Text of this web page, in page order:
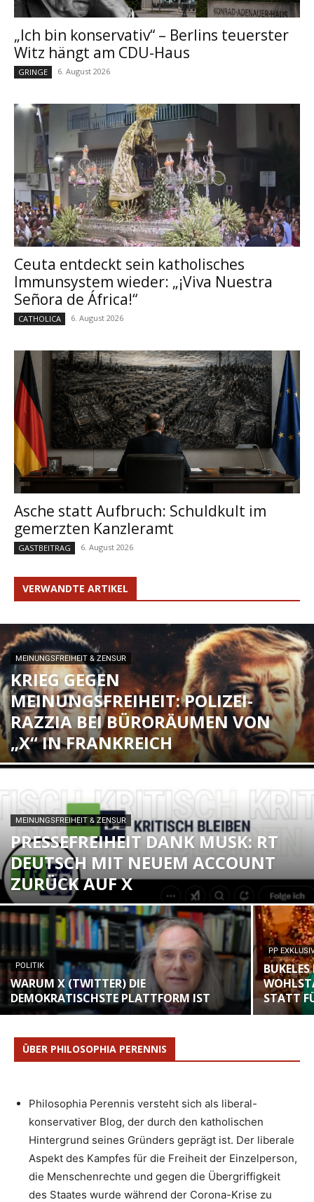
„Ich bin konservativ“ – Berlins teuerster
Witz hängt am CDU-Haus
GRINGE 6. August 2026
Ceuta entdeckt sein katholisches
Immunsystem wieder: „¡Viva Nuestra
Señora de África!“
CATHOLICA 6. August 2026
Asche statt Aufbruch: Schuldkult im
gemerzten Kanzleramt
GASTBEITRAG 6. August 2026
VERWANDTE ARTIKEL
MEINUNGSFREIHEIT & ZENSUR
KRIEG GEGEN
MEINUNGSFREIHEIT: POLIZEI-
RAZZIA BEI BÜRORÄUMEN VON
„X“ IN FRANKREICH
MEINUNGSFREIHEIT & ZENSUR
PRESSEFREIHEIT DANK MUSK: RT
DEUTSCH MIT NEUEM ACCOUNT
ZURÜCK AUF X
POLITIK
WARUM X (TWITTER) DIE
DEMOKRATISCHSTE PLATTFORM IST
PP
STATT
ÜBER PHILOSOPHIA PERENNIS
Philosophia Perennis versteht sich als liberal-
konservativer Blog, der durch den katholischen
Hintergrund seines Gründers geprägt ist. Der liberale
Aspekt des Kampfes für die Freiheit der Einzelperson,
die Menschenrechte und gegen die Übergriffigkeit
des Staates wurde während der Corona-Krise zu